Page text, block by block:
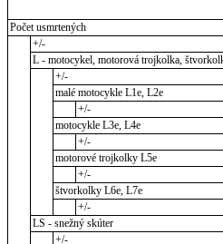
Počet usmrtených
+/-
L - motocykel, motorová trojkolka,
+/-
malé motocykle L1e, L2e
+/-
motocykle L3e, L4e
+/-
motorové trojkolky L5e
+/-
štvorkolky L6e, L7e
+/-
LS - snežný skúter
+/-